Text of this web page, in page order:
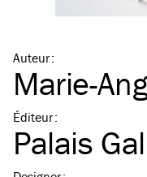
Auteur:
Marie-
Éditeur:
Palais